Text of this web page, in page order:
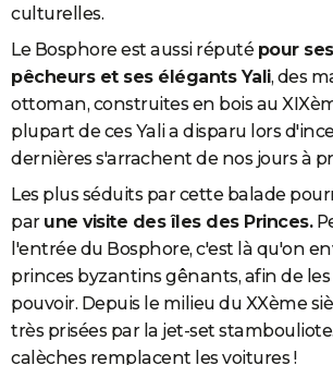
culturelles.
Le Bosphore est aussi réputé pour
pêcheurs et ses élégantsYali, des
ottoman, construites en bois au
plupart de ces Yali a disparu lors
dernières s'arrachent de nos jours à
Les plus séduits par cette balade
par une visite des îles des Princes.
l'entrée du Bosphore, c'est là qu'on
princes byzantins gênants, afin de
pouvoir. Depuis le milieu du XXème
très prisées par la jet-set
calèches remplacent les voitures !